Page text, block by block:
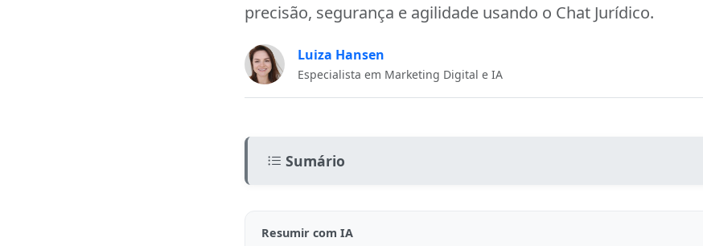
precisão, segurança e agilidade usando o Chat Jurídico.
Luiza Hansen
Especialista em Marketing Digital e IA
Sumário
Benefícios práticos da transcrição automática de áudios para advogados
Resumir com IA